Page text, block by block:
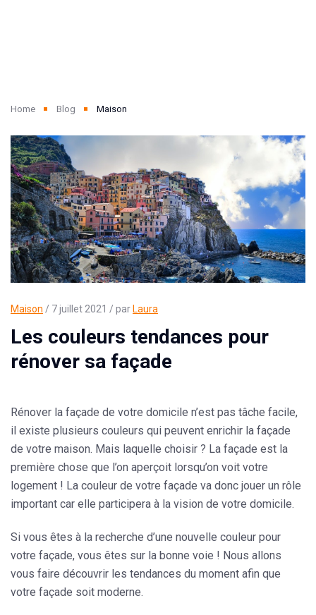
Home Blog Maison
Maison / 7 juillet 2021 / par Laura
Les couleurs tendances pour
rénover sa façade
Rénover la façade de votre domicile n’est pas tâche facile,
il existe plusieurs couleurs qui peuvent enrichir la façade
de votre maison. Mais laquelle choisir ? La façade est la
première chose que l’on aperçoit lorsqu’on voit votre
logement ! La couleur de votre façade va donc jouer un rôle
important car elle participera à la vision de votre domicile.
Si vous êtes à la recherche d’une nouvelle couleur pour
votre façade, vous êtes sur la bonne voie ! Nous allons
vous faire découvrir les tendances du moment afin que
votre façade soit moderne.